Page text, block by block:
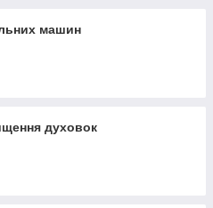
машин
духовок